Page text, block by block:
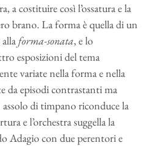
a costituire così l’ossatura e la
brano. La forma è quella di un
forma-sonata, e lo
esposizioni del tema
variate nella forma e nella
da episodi contrastanti ma
di timpano riconduce la
e l’orchestra suggella la
Adagio con due perentori e